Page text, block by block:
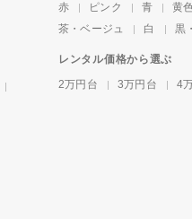
赤
ピンク 青 黄
茶・ベージュ
白 黒
レンタル価格から選ぶ
2万円台
3万円台 4